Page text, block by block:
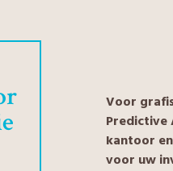
Voor
Predictive
kantoor
voor uw